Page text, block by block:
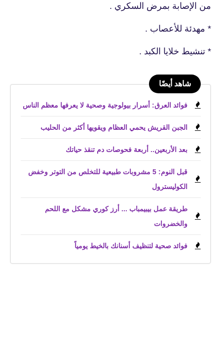
من الإصابة بمرض السكري .
* مهدئة للأعصاب .
* تنشيط خلايا الكبد .
شاهد أيضًا
فوائد العرق: أسرار بيولوجية وصحية لا يعرفها معظم الناس
الجبن القريش يحمي العظام ويقويها أكثر من الحليب
بعد الأربعين.. أربعة فحوصات دم تنقذ حياتك
قبل النوم: 5 مشروبات طبيعية للتخلص من التوتر وخفض
الكوليسترول
طريقة عمل بيبيمباب ... أرز كوري مشكل مع اللحم
والخضروات
فوائد صحية لتنظيف أسنانك بالخيط يومياً